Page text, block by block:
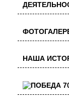
НАША